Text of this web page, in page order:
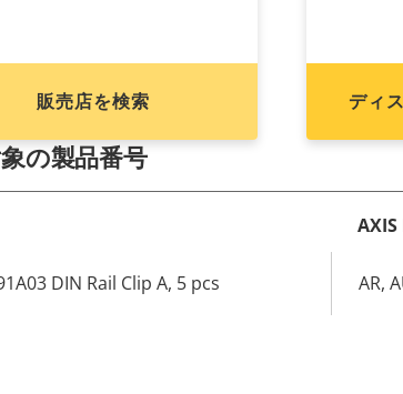
販売店を検索 ディ
の製品番号
AXIS
DIN Rail Clip A, 5 pcs AR,